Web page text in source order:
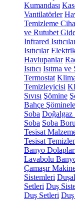
Kumandası
Vantilatörler
Temizleme
ve Rutubet
Infrared
Isıtıcılar
Havlupanlar
Isıtıcı Isıtma ve
Termostat
Temizleyicisi
Sıvısı Şömine
Bahçe
Soba Doğalgaz
Soba Soba
Tesisat
Tesisat
Banyo
Lavabolu
Çamaşır
Sistemleri
Setleri Duş
Duş Setleri